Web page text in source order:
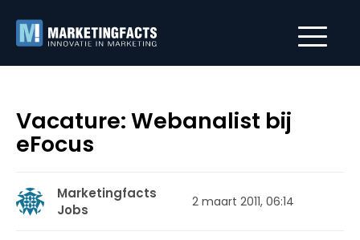
Vacature: Webanalist bij
eFocus
Marketingfacts
Jobs
2 maart 2011, 06:14